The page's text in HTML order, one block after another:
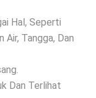
Hal, Seperti
Air, Tangga, Dan
Dan Terlihat